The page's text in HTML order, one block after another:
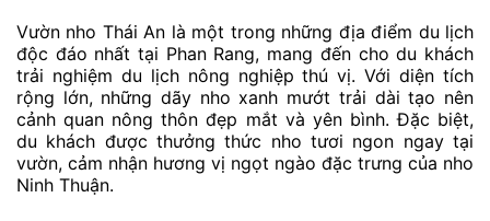
Vườn nho Thái An là một trong những địa điểm du lịch
độc đáo nhất tại Phan Rang, mang đến cho du khách
trải nghiệm du lịch nông nghiệp thú vị. Với diện tích
rộng lớn, những dãy nho xanh mướt trải dài tạo nên
cảnh quan nông thôn đẹp mắt và yên bình. Đặc biệt,
du khách được thưởng thức nho tươi ngon ngay tại
vườn, cảm nhận hương vị ngọt ngào đặc trưng của nho
Ninh Thuận.